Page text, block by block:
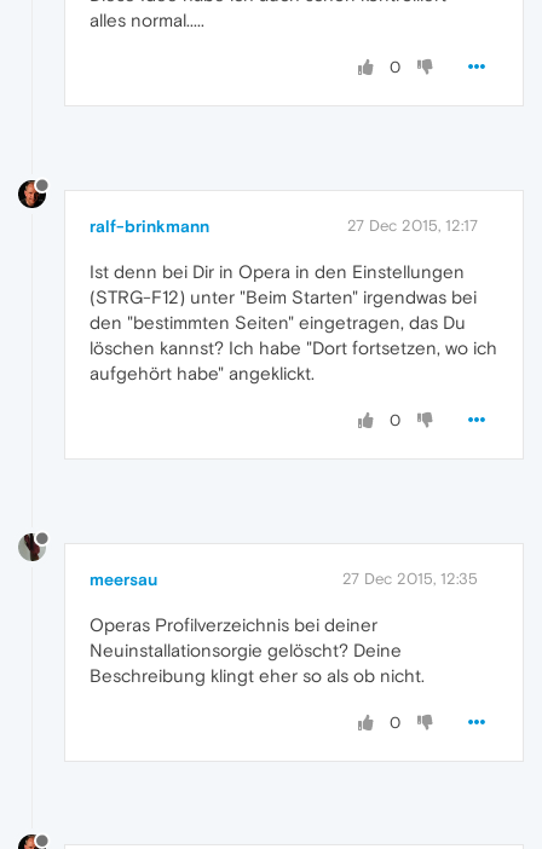
alles normal.....
0
ralf-brinkmann 27 Dec 2015, 12:17
Ist denn bei Dir in Opera in den Einstellungen
(STRG-F12) unter "Beim Starten" irgendwas bei
den "bestimmten Seiten" eingetragen, das Du
löschen kannst? Ich habe "Dort fortsetzen, wo ich
aufgehört habe" angeklickt.
0
meersau 27 Dec 2015, 12:35
Operas Profilverzeichnis bei deiner
Neuinstallationsorgie gelöscht? Deine
Beschreibung klingt eher so als ob nicht.
0